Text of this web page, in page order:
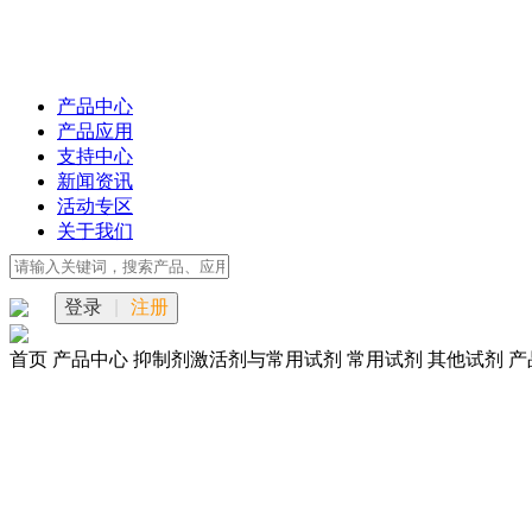
产品中心
产品应用
支持中心
新闻资讯
活动专区
关于我们
登录 注册
首页 产品中心 抑制剂激活剂与常用试剂 常用试剂 其他试剂 产